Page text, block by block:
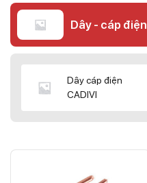
Dây - cáp điện
Dây cáp điện
CADIVI